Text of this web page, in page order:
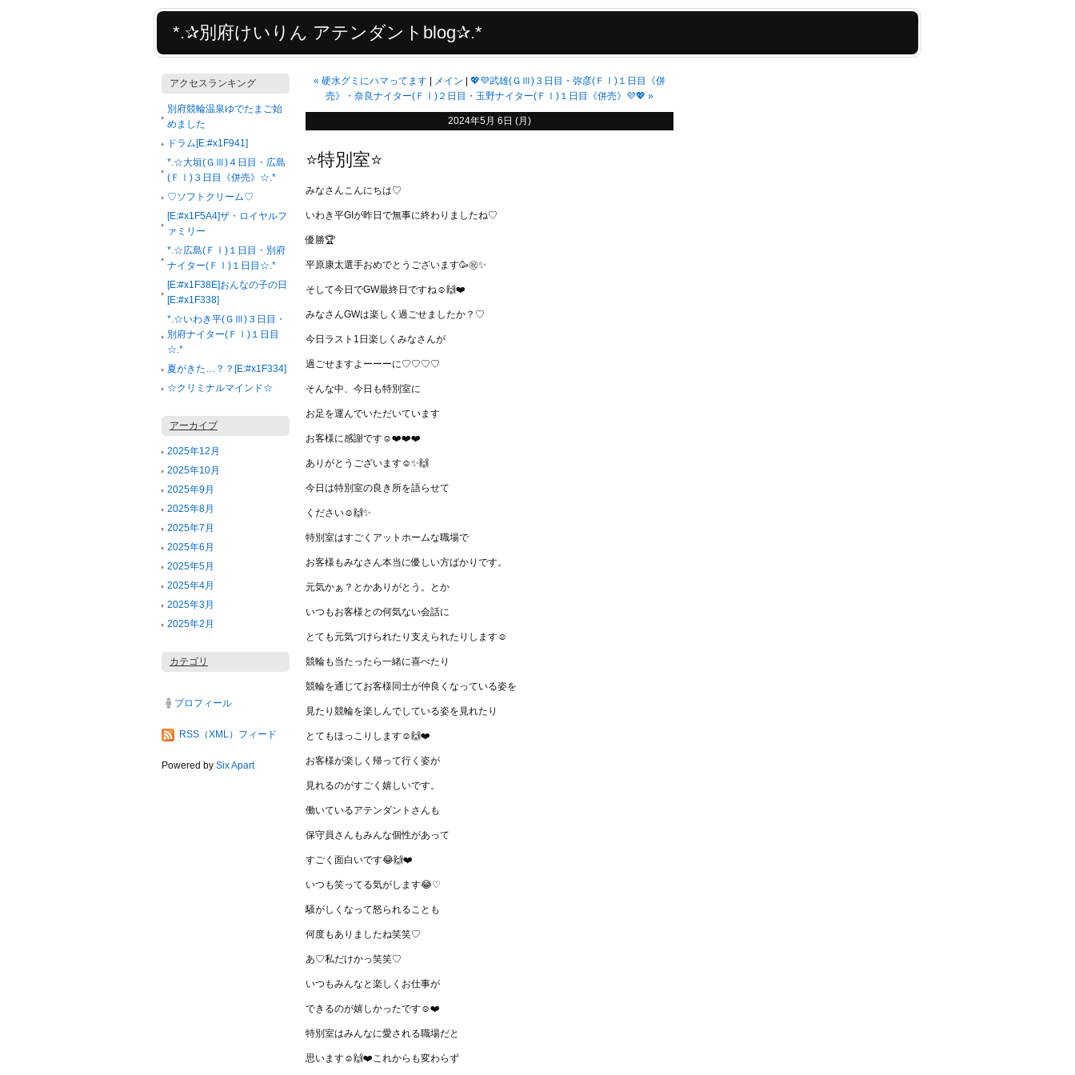
*.✰別府けいりん アテンダントblog✰.*
アクセスランキング
別府競輪温泉ゆでたまご始
めました
ドラム[E:#x1F941]
*.☆大垣(ＧⅢ)４日目・広島
(ＦⅠ)３日目《併売》☆.*
♡ソフトクリーム♡
[E:#x1F5A4]ザ・ロイヤルフ
ァミリー
*.☆広島(ＦⅠ)１日目・別府
ナイター(ＦⅠ)１日目☆.*
[E:#x1F38E]おんなの子の日
[E:#x1F338]
*.☆いわき平(ＧⅢ)３日目・
別府ナイター(ＦⅠ)１日目
☆.*
夏がきた…？？[E:#x1F334]
☆クリミナルマインド☆
アーカイブ
2025年12月
2025年10月
2025年9月
2025年8月
2025年7月
2025年6月
2025年5月
2025年4月
2025年3月
2025年2月
カテゴリ
プロフィール
RSS（XML）フィード
Powered by Six Apart
« 硬水グミにハマってます メイン
💖💜武雄(ＧⅢ)３日目・弥彦(ＦⅠ)１日目《併
売》・奈良ナイター(ＦⅠ)２日目・玉野ナイター(ＦⅠ)１日目《併売》💜💖 »
2024年5月 6日 (月)
⭐️特別室⭐️
みなさんこんにちは♡
いわき平GIが昨日で無事に終わりましたね♡
優勝🏆
平原康太選手おめでとうございます🥳㊗️✨
そして今日でGW最終日ですね☺️🙌❤️
みなさんGWは楽しく過ごせましたか？♡
今日ラスト1日楽しくみなさんが
過ごせますよーーーに♡♡♡♡
そんな中、今日も特別室に
お足を運んでいただいています
お客様に感謝です☺️❤️❤️❤️
ありがとうございます☺️✨🙌
今日は特別室の良き所を語らせて
ください☺️🙌✨
特別室はすごくアットホームな職場で
お客様もみなさん本当に優しい方ばかりです。
元気かぁ？とかありがとう。とか
いつもお客様との何気ない会話に
とても元気づけられたり支えられたりします☺️
競輪も当たったら一緒に喜べたり
競輪を通じてお客様同士が仲良くなっている姿を
見たり競輪を楽しんでしている姿を見れたり
とてもほっこりします☺️🙌❤️
お客様が楽しく帰って行く姿が
見れるのがすごく嬉しいです。
働いているアテンダントさんも
保守員さんもみんな個性があって
すごく面白いです😂🙌❤️
いつも笑ってる気がします😂♡
騒がしくなって怒られることも
何度もありましたね笑笑♡
あ♡私だけかっ笑笑♡
いつもみんなと楽しくお仕事が
できるのが嬉しかったです☺️❤️
特別室はみんなに愛される職場だと
思います☺️🙌❤️これからも変わらず